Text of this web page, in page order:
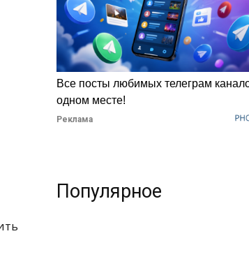
Все посты любимых телеграм
одном месте!
Реклама
Популярное